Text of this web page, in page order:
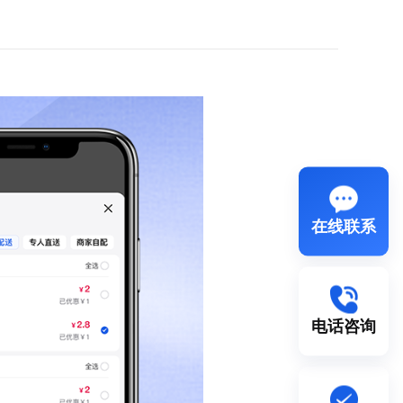
在线联系
电话咨询